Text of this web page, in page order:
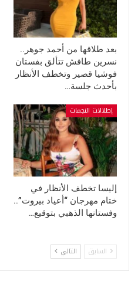
بعد طلاقها من أحمد جوهر..
نسرين طافش تتألق بفستان
فوشيا قصير وتخطف الأنظار
بأحدث جلسة…
إطلالات النجمات
إليسا تخطف الأنظار في
ختام مهرجان “أعياد بيروت”..
وفستانها الذهبي بتوقيع…
السابق التالي